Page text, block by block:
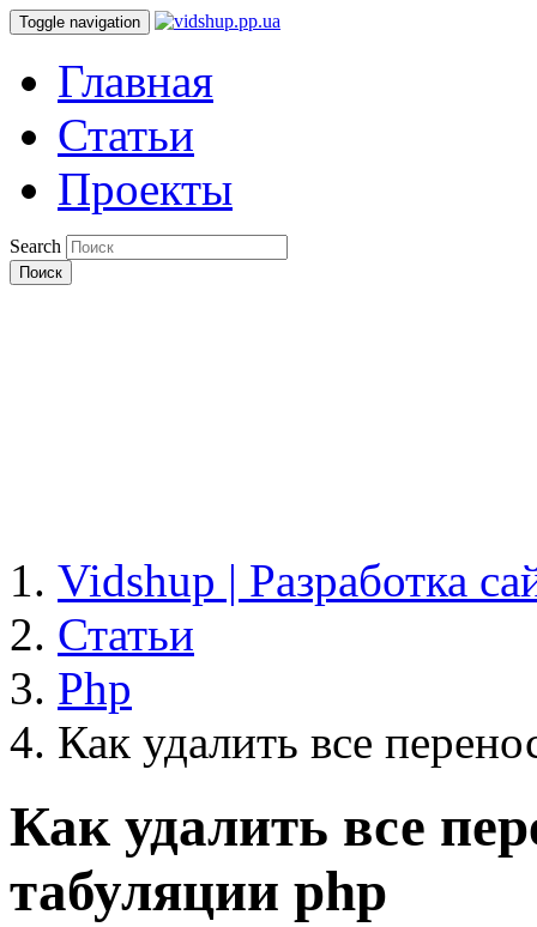
Toggle navigation
Главная
Статьи
Проекты
Search
Поиск
Vidshup | Разработка
Статьи
Php
Как удалить все
Как удалить все
табуляции php